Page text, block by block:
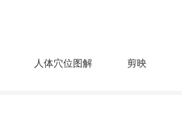
人体穴位图解 剪映